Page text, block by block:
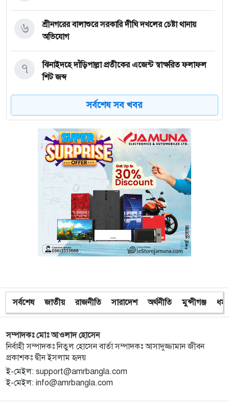
শ্রীনগরের বালাশুরে সরকারি দীঘি দখলের চেষ্টা থানায়
অভিযোগ
৬
ঝিনাইদহে দাঁড়িপাল্লা প্রতীকের এজেন্ট স্বাক্ষরিত ফলাফল
শিট জব্দ
৭
ত্রয়োদশ জাতীয় নির্বাচন, শান্তিপূর্ণ ও নিরপেক্ষ হোক
ইশরাকের আসনে ভোটকেন্দ্রে ঢুকে প্রিজাইডিং অফিসারের
ওপর হামলা বিএনপি নেতাকর্মীদের
অবরুদ্ধ জামায়াত নেতাকে উদ্ধার করলেন এনসিপি নেত্রী ডা.
মিতু
ভোটকেন্দ্রের সামনে বস্তাভর্তি টাকাসহ স্বেচ্ছাসেবকদল নেতা
আটক
সন্ত্রাসীদের ব্যবস্থা না নেওয়া হলে আমার পক্ষে নির্বাচন করা
সম্ভব নয় : ভিপি নূর
১৩
নির্বাচনী নিরাপত্তা পর্যবেক্ষণে ফরিদপুর ও মুন্সীগঞ্জে বিজিবি
মহাপরিচালকের বেইজ ক্যাম্প পরিদর্শন
১৪
প্রধান উপদেষ্টাসহ উপদেষ্টাদের সম্পদ বিবরণী প্রকাশ
১৫
সর্বশেষ সব খবর
সর্বশেষ জাতীয় রাজনীতি সারাদেশ অর্থনীতি মুন্সীগঞ্জ ধর্ম
সম্পাদকঃ মোঃ আওলাদ হোসেন
নির্বাহী সম্পাদকঃ নিতুল হোসেন বার্তা সম্পাদকঃ আসাদুজ্জামান জীবন
প্রকাশকঃ দ্বীন ইসলাম হৃদয়
ই-মেইল: support@amrbangla.com
ই-মেইল: info@amrbangla.com